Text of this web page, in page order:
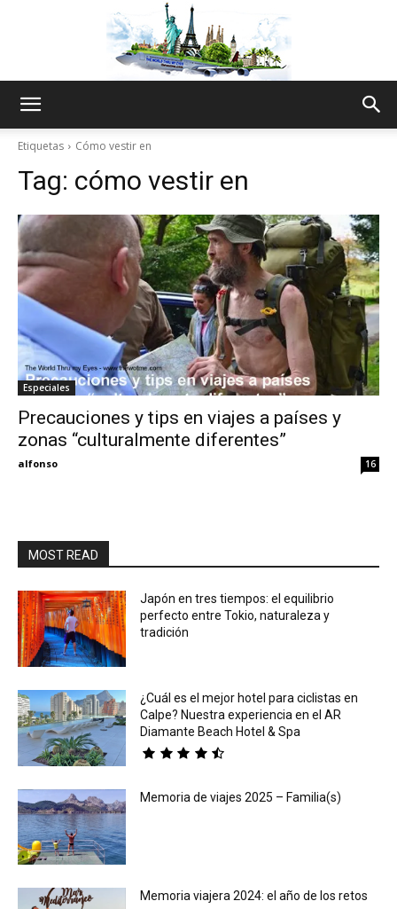
Thru
My
Eyes
Etiquetas Cómo vestir en
Tag: cómo vestir en
Especiales
Precauciones y tips en viajes a países y
zonas “culturalmente diferentes”
alfonso 16
MOST READ
Japón en tres tiempos: el equilibrio
perfecto entre Tokio, naturaleza y
tradición
¿Cuál es el mejor hotel para ciclistas en
Calpe? Nuestra experiencia en el AR
Diamante Beach Hotel & Spa
Memoria de viajes 2025 – Familia(s)
Memoria viajera 2024: el año de los retos